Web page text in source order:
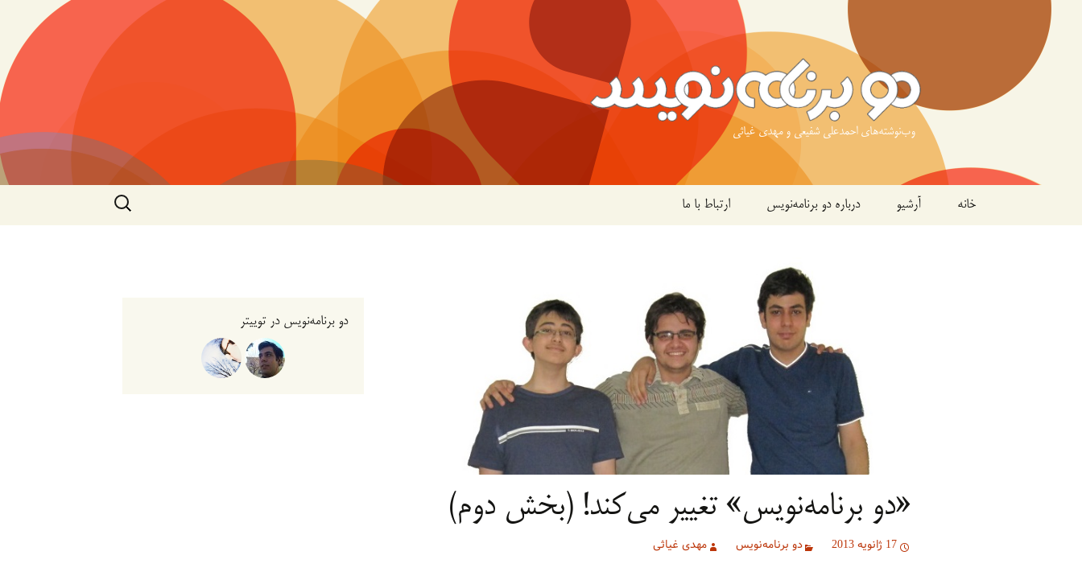
وب‌نوشته‌های احمدعلی شفیعی و مهدی غیاثی
رفتن
به
نوشته‌ها
خانه آرشیو درباره دو برنامه‌نویس ارتباط با ما
جستجو
برای:
«دو برنامه‌نویس» تغییر می‌کند! (بخش دوم)
17 ژانویه 2013 دو برنامه‌نویس مهدی غیاثی
دو برنامه‌نویس در توییتر